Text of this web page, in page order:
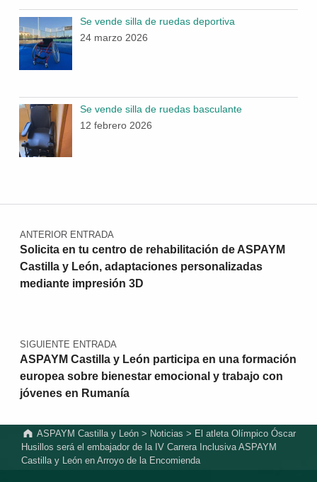
Se vende silla de ruedas deportiva
24 marzo 2026
Se vende silla de ruedas basculante
12 febrero 2026
Navegación de entradas
ANTERIOR ENTRADA
Solicita en tu centro de rehabilitación de ASPAYM
Castilla y León, adaptaciones personalizadas
mediante impresión 3D
SIGUIENTE ENTRADA
ASPAYM Castilla y León participa en una formación
europea sobre bienestar emocional y trabajo con
jóvenes en Rumanía
ASPAYM Castilla y León > Noticias > El atleta Olímpico Óscar
Husillos será el embajador de la IV Carrera Inclusiva ASPAYM
Castilla y León en Arroyo de la Encomienda